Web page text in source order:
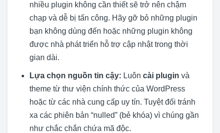
nhiều plugin không cần thiết sẽ trở nên chậm
chạp và dễ bị tấn công. Hãy gỡ bỏ những plugin
bạn không dùng đến hoặc những plugin không
được nhà phát triển hỗ trợ cập nhật trong thời
gian dài.
Lựa chọn nguồn tin cậy: Luôn cài plugin và
theme từ thư viện chính thức của WordPress
hoặc từ các nhà cung cấp uy tín. Tuyệt đối tránh
xa các phiên bản “nulled” (bẻ khóa) vì chúng gần
như chắc chắn chứa mã độc.